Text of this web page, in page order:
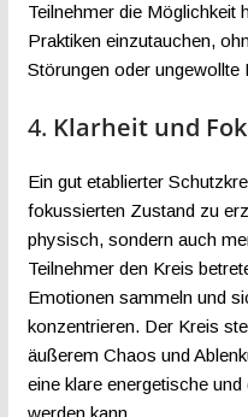
Teilnehmer die Möglichkeit
Praktiken einzutauchen,
Störungen oder
4. Klarheit und
Ein gut etablierter
fokussierten Zustand zu
physisch, sondern auch
Teilnehmer den Kreis
Emotionen sammeln und
konzentrieren. Der Kreis
äußerem Chaos und
eine klare energetische
werden kann.